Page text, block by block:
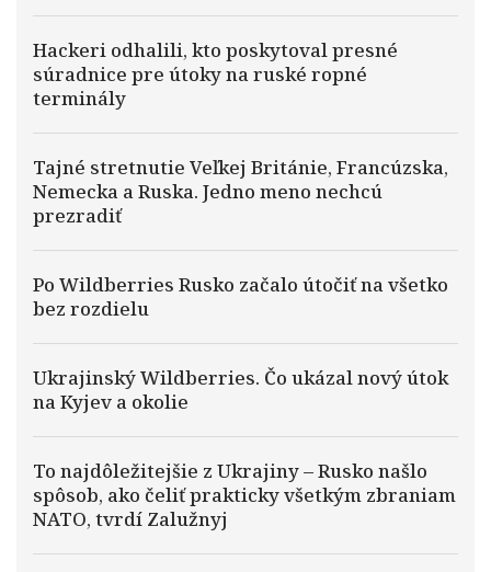
Hackeri odhalili, kto poskytoval presné
súradnice pre útoky na ruské ropné
terminály
Tajné stretnutie Veľkej Británie, Francúzska,
Nemecka a Ruska. Jedno meno nechcú
prezradiť
Po Wildberries Rusko začalo útočiť na všetko
bez rozdielu
Ukrajinský Wildberries. Čo ukázal nový útok
na Kyjev a okolie
To najdôležitejšie z Ukrajiny – Rusko našlo
spôsob, ako čeliť prakticky všetkým zbraniam
NATO, tvrdí Zalužnyj